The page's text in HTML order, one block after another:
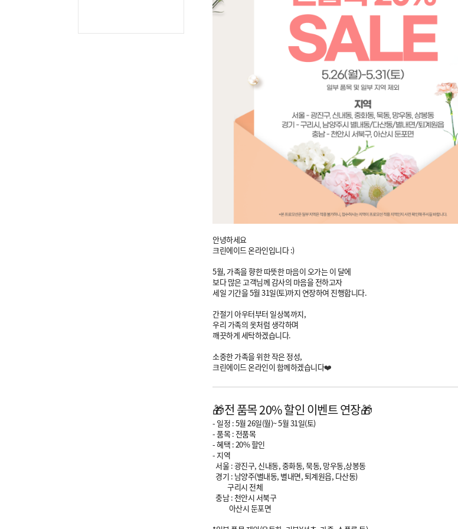
안녕하세요
크린에이드 온라인입니다 :)
5월, 가족을 향한 따뜻한 마음이 오가는 이 달에
보다 많은 고객님께 감사의 마음을 전하고자
세일 기간을 5월 31일(토)까지 연장하여 진행합니다.
간절기 아우터부터 일상복까지,
우리 가족의 옷처럼 생각하며
깨끗하게 세탁하겠습니다.
소중한 가족을 위한 작은 정성,
크린에이드 온라인이 함께하겠습니다❤️
🎁전 품목 20% 할인 이벤트 연장🎁
- 일정 : 5월 26일(월)~ 5월 31일(토)
- 품목 : 전품목
- 혜택 : 20% 할인
- 지역
서울 : 광진구, 신내동, 중화동, 묵동, 망우동,상봉동
경기 : 남양주(별내동, 별내면, 퇴계원읍, 다산동)
구리시 전체
충남 : 천안시 서북구
아산시 둔포면